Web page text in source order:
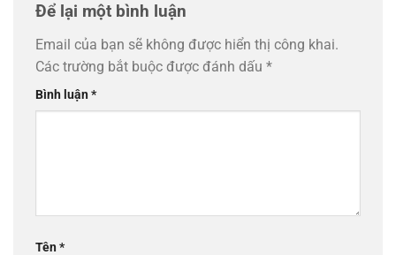
Để lại một bình luận
Email của bạn sẽ không được hiển thị công khai.
Các trường bắt buộc được đánh dấu *
Bình luận*
Tên*